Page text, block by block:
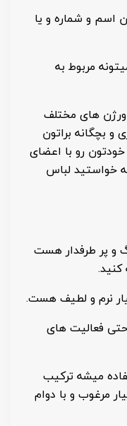
اسم و شماره و یا
مربوط به
ورژن های مختلف
بچگانه براتون
رو با اعضای
خواستید لباس
و پر طرفدار هست
کنید.
نرم و لطیف هست.
فعالیت های
میشه ترکیب
مرغوب و با دوام